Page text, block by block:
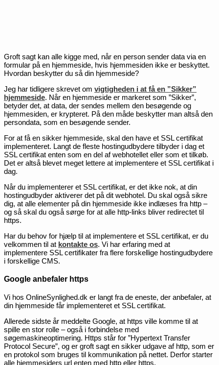
Groft sagt kan alle kigge med, når en person sender data via en
formular på en hjemmeside, hvis hjemmesiden ikke er beskyttet.
Hvordan beskytter du så din hjemmeside?
Jeg har tidligere skrevet om vigtigheden i at få en ”Sikker”
hjemmeside. Når en hjemmeside er markeret som ”Sikker”,
betyder det, at data, der sendes mellem den besøgende og
hjemmesiden, er krypteret. På den måde beskytter man altså den
persondata, som en besøgende sender.
For at få en sikker hjemmeside, skal den have et SSL certifikat
implementeret. Langt de fleste hostingudbydere tilbyder i dag et
SSL certifikat enten som en del af webhotellet eller som et tilkøb.
Det er altså blevet meget lettere at implementere et SSL certifikat i
dag.
Når du implementerer et SSL certifikat, er det ikke nok, at din
hostingudbyder aktiverer det på dit webhotel. Du skal også sikre
dig, at alle elementer på din hjemmeside ikke indlæses fra http –
og så skal du også sørge for at alle http-links bliver redirectet til
https.
Har du behov for hjælp til at implementere et SSL certifikat, er du
velkommen til at kontakte os. Vi har erfaring med at
implementere SSL certifikater fra flere forskellige hostingudbydere
i forskellige CMS.
Google anbefaler https
Vi hos OnlineSynlighed.dk er langt fra de eneste, der anbefaler, at
din hjemmeside får implementeret et SSL certifikat.
Allerede sidste år meddelte Google, at https ville komme til at
spille en stor rolle – også i forbindelse med
søgemaskineoptimering. Https står for ”Hypertext Transfer
Protocol Secure”, og er groft sagt en sikker udgave af http, som er
en protokol som bruges til kommunikation på nettet. Derfor starter
alle hjemmesiders url enten med http eller https.